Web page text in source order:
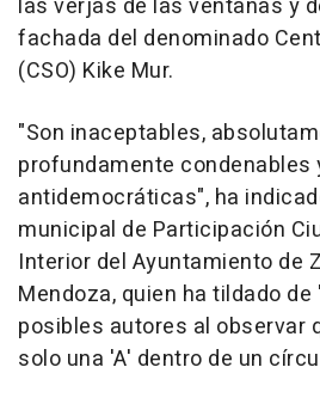
las verjas de las ventanas y
fachada del denominado
(CSO) Kike Mur.
"Son inaceptables,
profundamente condenables
antidemocráticas", ha
municipal de Participación
Interior del Ayuntamiento de
Mendoza, quien ha tildado
posibles autores al observar
solo una 'A' dentro de un